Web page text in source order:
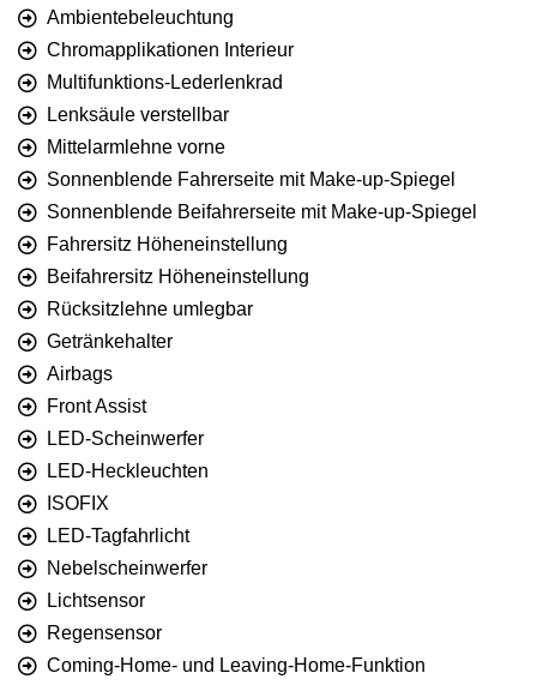
Ambientebeleuchtung
Chromapplikationen Interieur
Multifunktions-Lederlenkrad
Lenksäule verstellbar
Mittelarmlehne vorne
Sonnenblende Fahrerseite mit Make-up-Spiegel
Sonnenblende Beifahrerseite mit Make-up-Spiegel
Fahrersitz Höheneinstellung
Beifahrersitz Höheneinstellung
Rücksitzlehne umlegbar
Getränkehalter
Airbags
Front Assist
LED-Scheinwerfer
LED-Heckleuchten
ISOFIX
LED-Tagfahrlicht
Nebelscheinwerfer
Lichtsensor
Regensensor
Coming-Home- und Leaving-Home-Funktion